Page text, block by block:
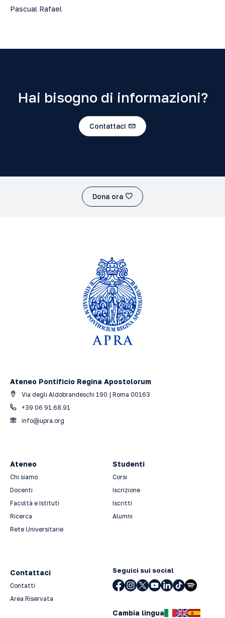
Pascual Rafael
Hai bisogno di informazioni?
Contattaci
Dona ora
Ateneo Pontificio Regina Apostolorum
Via degli Aldobrandeschi 190 | Roma 00163
+39 06 91.68.91
info@upra.org
Ateneo
Chi siamo
Docenti
Facoltà e Istituti
Ricerca
Rete Universitarie
Studenti
Corsi
Iscrizione
Iscritti
Alumni
Contattaci
Contatti
Area Riservata
Seguici sui social
Cambia lingua